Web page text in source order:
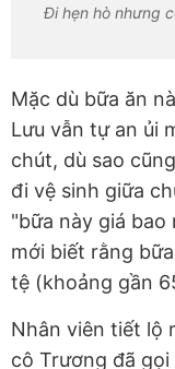
Đi hẹn hò nhưng
Mặc dù bữa ăn
Lưu vẫn tự an ủi
chút, dù sao
đi vệ sinh giữa
"bữa này giá bao
mới biết rằng
tệ (khoảng gần
Nhân viên tiết lộ
cô Trương đã